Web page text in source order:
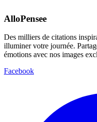
AlloPensee
Des milliers de citations
illuminer votre journée.
émotions avec nos images
Facebook